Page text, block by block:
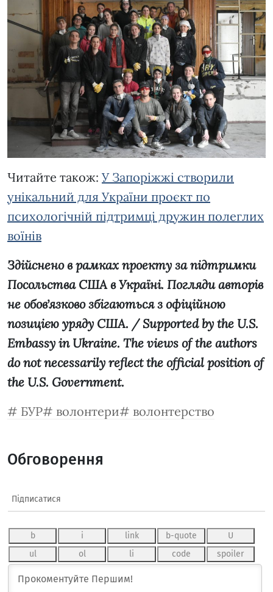
Читайте також: У Запоріжжі створили
унікальний для України проєкт по
психологічній підтримці дружин полеглих
воїнів
Здійснено в рамках проекту за підтримки
Посольства США в Україні. Погляди авторів
не обовʼязково збігаються з офіційною
позицією уряду США. / Supported by the U.S.
Embassy in Ukraine. The views of the authors
do not necessarily reflect the official position of
the U.S. Government.
БУР
волонтери волонтерство
Обговорення
Підписатися